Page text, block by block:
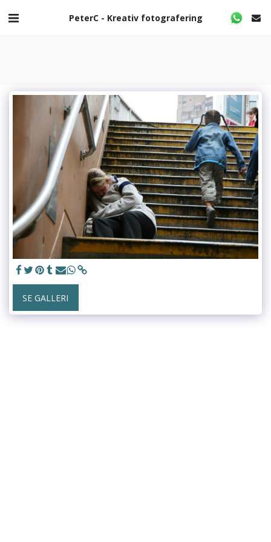
PeterC - Kreativ fotografering
SE GALLERI